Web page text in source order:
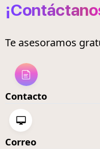
Te asesoramos
Contacto
Correo